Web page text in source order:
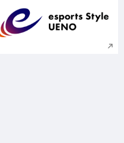
新規ウィンドウで